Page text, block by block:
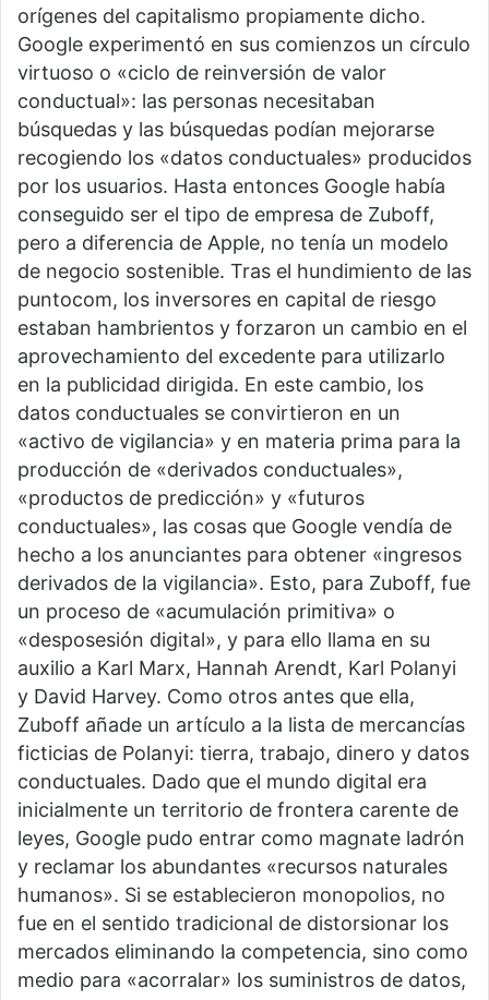
orígenes del capitalismo propiamente dicho.
Google experimentó en sus comienzos un círculo
virtuoso o «ciclo de reinversión de valor
conductual»: las personas necesitaban
búsquedas y las búsquedas podían mejorarse
recogiendo los «datos conductuales» producidos
por los usuarios. Hasta entonces Google había
conseguido ser el tipo de empresa de Zuboff,
pero a diferencia de Apple, no tenía un modelo
de negocio sostenible. Tras el hundimiento de las
puntocom, los inversores en capital de riesgo
estaban hambrientos y forzaron un cambio en el
aprovechamiento del excedente para utilizarlo
en la publicidad dirigida. En este cambio, los
datos conductuales se convirtieron en un
«activo de vigilancia» y en materia prima para la
producción de «derivados conductuales»,
«productos de predicción» y «futuros
conductuales», las cosas que Google vendía de
hecho a los anunciantes para obtener «ingresos
derivados de la vigilancia». Esto, para Zuboff, fue
un proceso de «acumulación primitiva» o
«desposesión digital», y para ello llama en su
auxilio a Karl Marx, Hannah Arendt, Karl Polanyi
y David Harvey. Como otros antes que ella,
Zuboff añade un artículo a la lista de mercancías
ficticias de Polanyi: tierra, trabajo, dinero y datos
conductuales. Dado que el mundo digital era
inicialmente un territorio de frontera carente de
leyes, Google pudo entrar como magnate ladrón
y reclamar los abundantes «recursos naturales
humanos». Si se establecieron monopolios, no
fue en el sentido tradicional de distorsionar los
mercados eliminando la competencia, sino como
medio para «acorralar» los suministros de datos,